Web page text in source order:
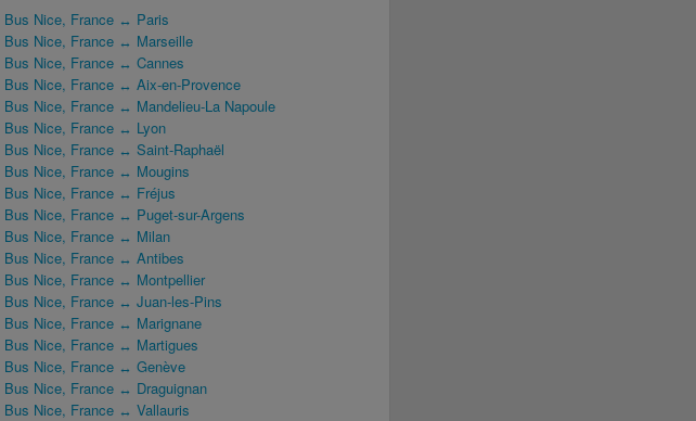
Bus Nice, France ↔ Paris
Bus Nice, France ↔ Marseille
Bus Nice, France ↔ Cannes
Bus Nice, France ↔ Aix-en-Provence
Bus Nice, France ↔ Mandelieu-La Napoule
Bus Nice, France ↔ Lyon
Bus Nice, France ↔ Saint-Raphaël
Bus Nice, France ↔ Mougins
Bus Nice, France ↔ Fréjus
Bus Nice, France ↔ Puget-sur-Argens
Bus Nice, France ↔ Milan
Bus Nice, France ↔ Antibes
Bus Nice, France ↔ Montpellier
Bus Nice, France ↔ Juan-les-Pins
Bus Nice, France ↔ Marignane
Bus Nice, France ↔ Martigues
Bus Nice, France ↔ Genève
Bus Nice, France ↔ Draguignan
Bus Nice, France ↔ Vallauris